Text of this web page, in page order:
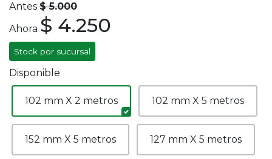
Antes $ 5.000
Ahora $ 4.250
Stock por sucursal
Disponible
102 mm X 2 metros 102 mm X 5 metros
152 mm X 5 metros 127 mm X 5 metros